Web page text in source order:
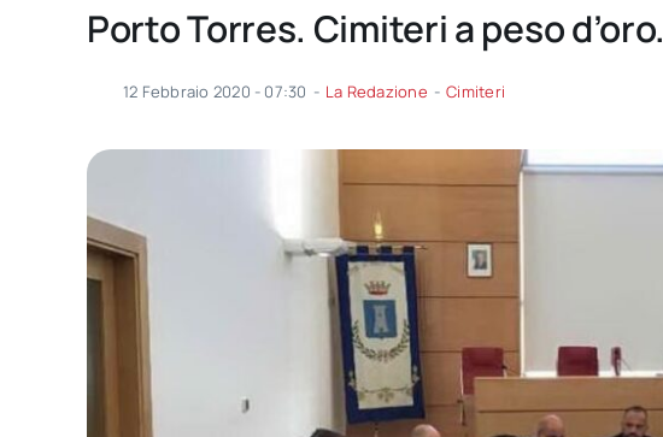
Porto Torres. Cimiteri a peso d’oro.
12 Febbraio 2020 - 07:30 - La Redazione - Cimiteri